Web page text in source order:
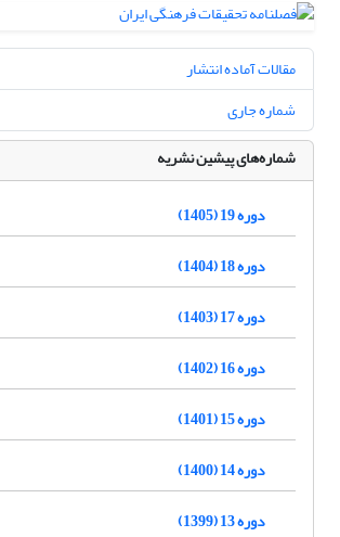
مقالات آماده انتشار
شماره جاری
شماره‌های پیشین نشریه
دوره 19 (1405)
دوره 18 (1404)
دوره 17 (1403)
دوره 16 (1402)
دوره 15 (1401)
دوره 14 (1400)
دوره 13 (1399)